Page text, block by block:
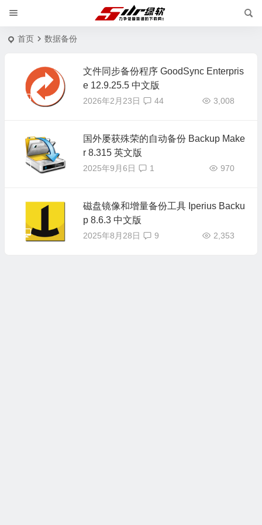
首页 数据备份
文件同步备份程序 GoodSync Enterpris
e 12.9.25.5 中文版
2026年2月23日 3,008
44
国外屡获殊荣的自动备份 Backup Make
r 8.315 英文版
2025年9月6日 970
1
磁盘镜像和增量备份工具 Iperius Backu
p 8.6.3 中文版
2025年8月28日 2,353
9